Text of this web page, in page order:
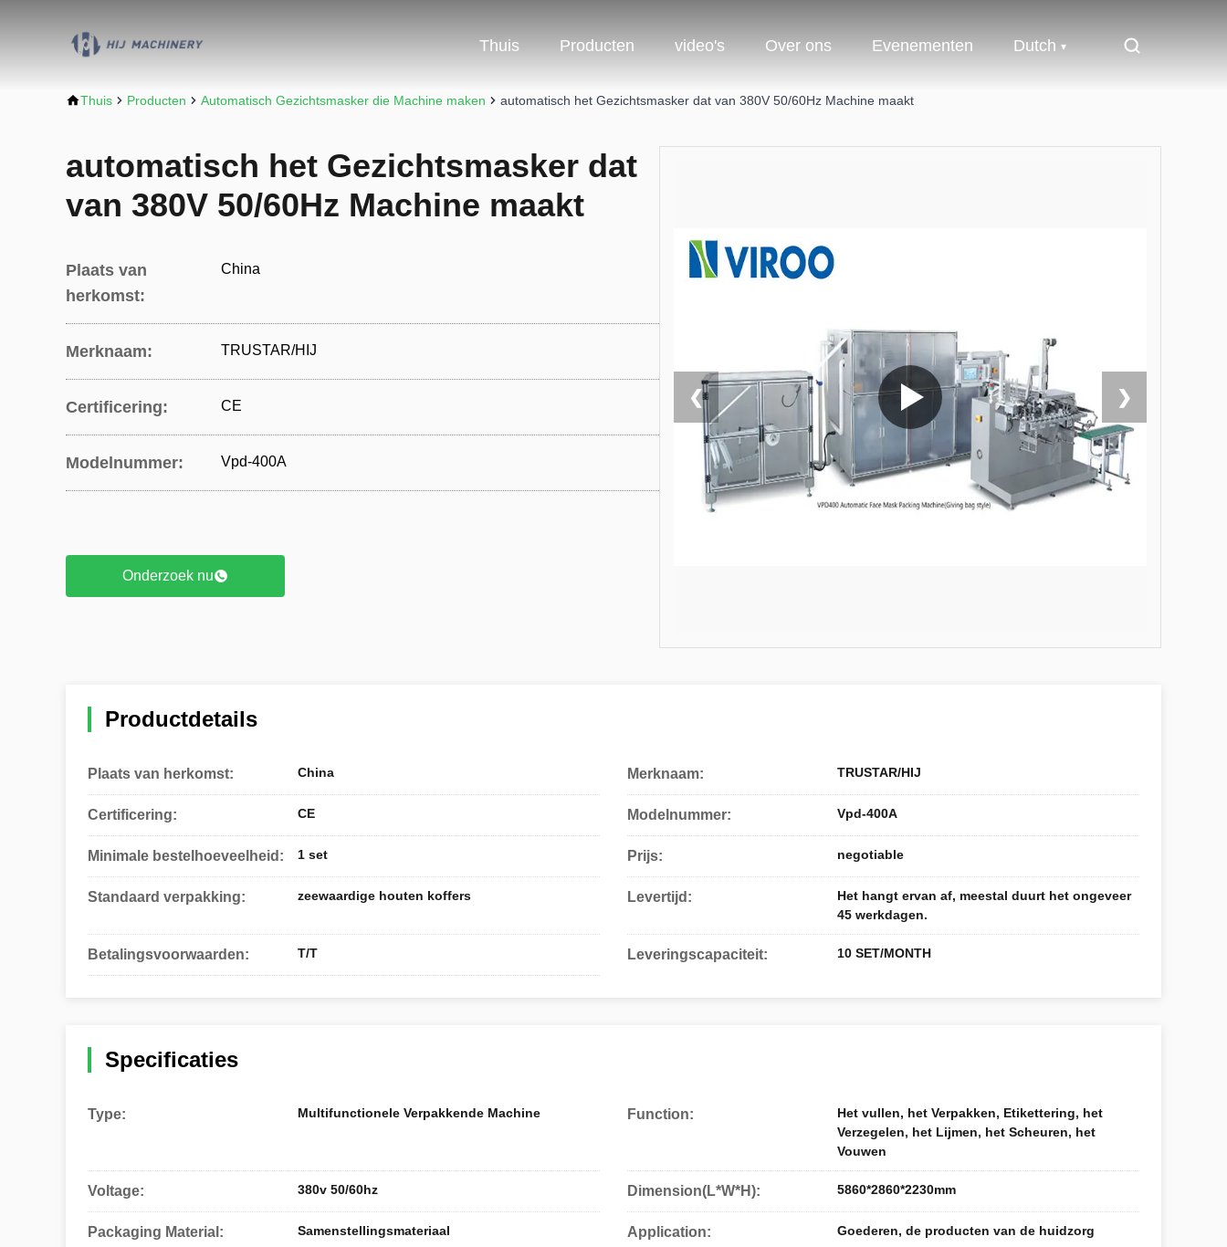
Thuis Producten video's Over ons Evenementen Dutch
Thuis Producten Automatisch Gezichtsmasker die Machine maken automatisch het Gezichtsmasker dat van 380V 50/60Hz Machine maakt
❮ ❯
automatisch het Gezichtsmasker dat
van 380V 50/60Hz Machine maakt
Plaats van
herkomst:
China
Merknaam: TRUSTAR/HIJ
Certificering: CE
Modelnummer: Vpd-400A
Onderzoek nu
Productdetails
Plaats van herkomst: China Merknaam: TRUSTAR/HIJ
Certificering: CE Modelnummer: Vpd-400A
Minimale bestelhoeveelheid: 1 set Prijs: negotiable
Standaard verpakking: zeewaardige houten koffers Levertijd:
Het hangt ervan af, meestal duurt het ongeveer
45 werkdagen.
Betalingsvoorwaarden: T/T Leveringscapaciteit: 10 SET/MONTH
Specificaties
Type: Multifunctionele Verpakkende Machine Function:
Het vullen, het Verpakken, Etikettering, het
Verzegelen, het Lijmen, het Scheuren, het
Vouwen
Voltage: 380v 50/60hz Dimension(L*W*H): 5860*2860*2230mm
Packaging Material: Samenstellingsmateriaal Application: Goederen, de producten van de huidzorg